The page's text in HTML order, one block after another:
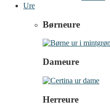
Ure
Børneure
Dameure
Herreure